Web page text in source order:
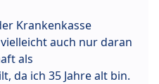
Krankenkasse
auch nur daran
als
da ich 35 Jahre alt bin.